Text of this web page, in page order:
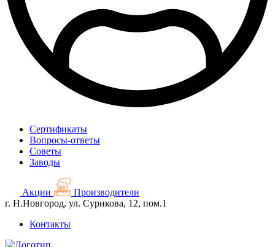
Сертификаты
Вопросы-ответы
Советы
Заводы
Акции
Производители
г. Н.Новгород, ул. Сурикова, 12, пом.1
Контакты